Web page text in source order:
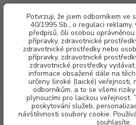
Potvrzuji, že jsem odborníkem ve
40/1995 Sb., o regulaci reklamy,
předpisů, čili osobou
přípravky, zdravotnické
zdravotnické prostředky nebo
přípravky, zdravotnické
zdravotnické prostředky
informace obsažené dále na
určeny široké (laické) veřejnosti,
odborníkům, a to se všemi
plynoucími pro laickou veřejnost.
poskytování služeb,
návštěvnosti soubory cookie.
souhlasíte.
CZK
(Po-Pá, 8-16 hod.)
PŘÍSTROJOVÉ VYBAVENÍ Anthos